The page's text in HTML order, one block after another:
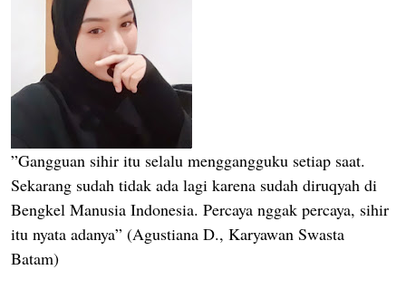
”Gangguan sihir itu selalu menggangguku setiap saat.
Sekarang sudah tidak ada lagi karena sudah diruqyah di
Bengkel Manusia Indonesia. Percaya nggak percaya, sihir
itu nyata adanya” (Agustiana D., Karyawan Swasta
Batam)